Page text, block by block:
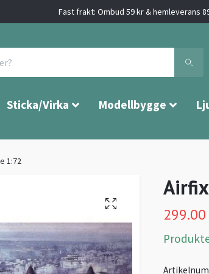
Fast frakt: Ombud 59 kr & hemleverans
Sticka/Virka Modellbygge
1:72
299.00